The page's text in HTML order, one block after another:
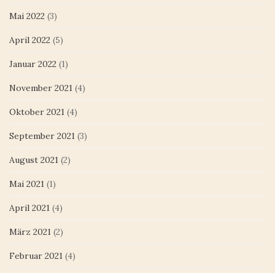
Mai 2022 (3)
April 2022 (5)
Januar 2022 (1)
November 2021 (4)
Oktober 2021 (4)
September 2021 (3)
August 2021 (2)
Mai 2021 (1)
April 2021 (4)
März 2021 (2)
Februar 2021 (4)